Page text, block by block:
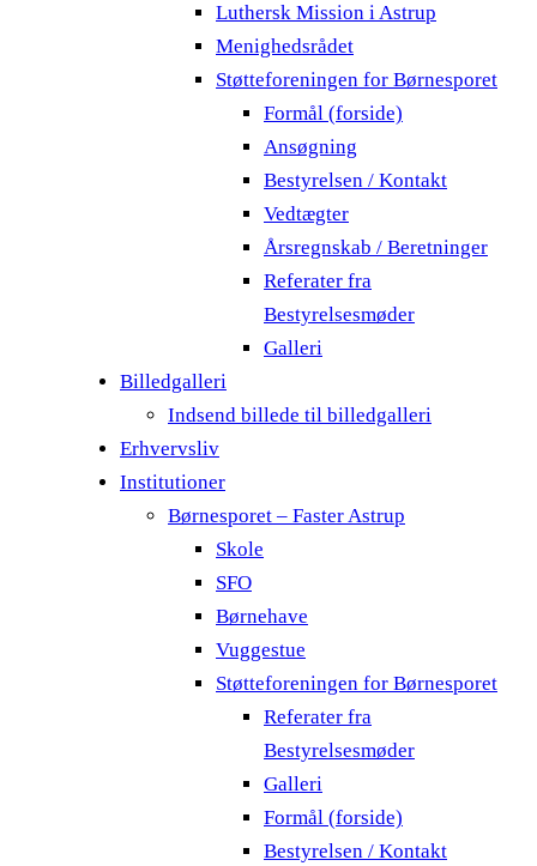
Luthersk Mission i Astrup
Menighedsrådet
Støtteforeningen for Børnesporet
Formål (forside)
Ansøgning
Bestyrelsen / Kontakt
Vedtægter
Årsregnskab / Beretninger
Referater fra
Bestyrelsesmøder
Galleri
Billedgalleri
Indsend billede til billedgalleri
Erhvervsliv
Institutioner
Børnesporet – Faster Astrup
Skole
SFO
Børnehave
Vuggestue
Støtteforeningen for Børnesporet
Referater fra
Bestyrelsesmøder
Galleri
Formål (forside)
Bestyrelsen / Kontakt